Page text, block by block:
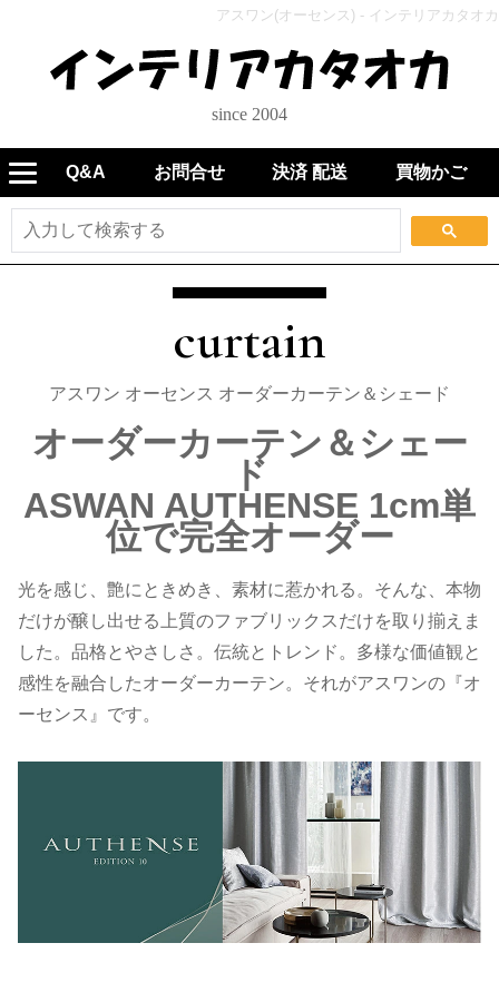
アスワン(オーセンス) - インテリアカタオカ
since 2004
curtain
アスワン オーセンス オーダーカーテン＆シェード
オーダーカーテン＆シェー
ド
ASWAN AUTHENSE 1cm単
位で完全オーダー
光を感じ、艶にときめき、素材に惹かれる。そんな、本物
だけが醸し出せる上質のファブリックスだけを取り揃えま
した。品格とやさしさ。伝統とトレンド。多様な価値観と
感性を融合したオーダーカーテン。それがアスワンの『オ
ーセンス』です。
Q&A お問合せ 決済 配送 買物かご